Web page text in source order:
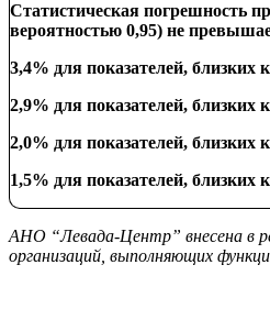
Статистическая погрешность
вероятностью 0,95) не
3,4% для показателей, близких
2,9% для показателей, близких
2,0% для показателей, близких
1,5% для показателей, близких
АНО “Левада-Центр” внесена в
организаций, выполняющих